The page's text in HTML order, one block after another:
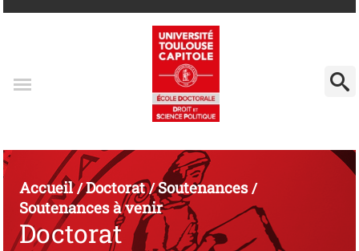
Accueil/Doctorat/Soutenances/
Soutenances à venir
Doctorat